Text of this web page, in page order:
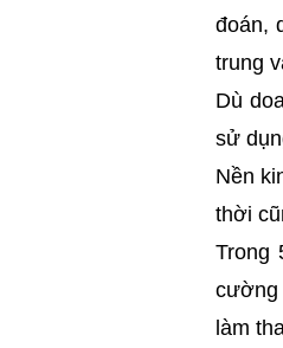
đoán,
trung
Dù
sử
Nền
thời
Trong
cường
làm